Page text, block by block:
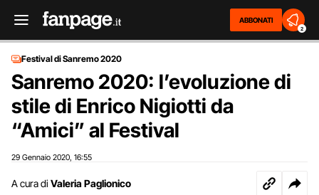
ABBONATI
2
Festival di Sanremo 2020
Sanremo 2020: l’evoluzione di
stile di Enrico Nigiotti da
“Amici” al Festival
29 Gennaio 2020 16:55
A cura di Valeria Paglionico